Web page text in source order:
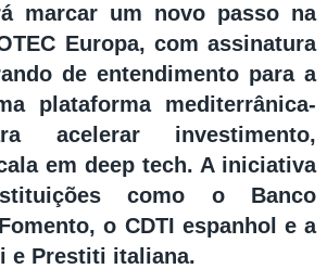
marcar um novo passo na
Europa, com assinatura
de entendimento para a
plataforma mediterrânica-
acelerar investimento,
em deep tech. A iniciativa
como o Banco
o CDTI espanhol e a
e Prestiti italiana.